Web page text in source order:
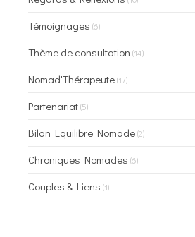
Témoignages (6)
Thème de consultation (14)
Nomad'Thérapeute(17)
Partenariat(5)
Bilan Equilibre Nomade(2)
Chroniques Nomades (6)
Couples & Liens (1)